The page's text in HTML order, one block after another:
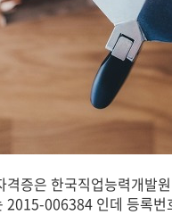
증은 한국직업능력개발
2015-006384 인데 등록